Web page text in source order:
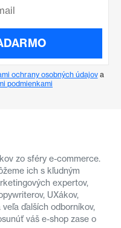
ochrany osobných údajova
podmienkami
zo sféry e-commerce.
ich s kľudným
expertov,
UXákov,
ďalších odborníkov,
váš e-shop zase o